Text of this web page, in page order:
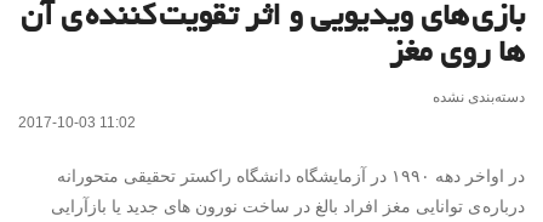
بازی های ویدیویی و اثر تقویت کننده ی آن
ها روی مغز
دسته‌بندی نشده
2017-10-03 11:02
در اواخر دهه ۱۹۹۰ در آزمایشگاه دانشگاه راکستر تحقیقی متحورانه
درباره ی توانایی مغز افراد بالغ در ساخت نورون های جدید یا بازآرایی